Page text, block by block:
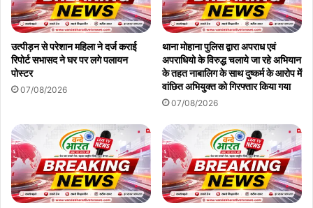
उत्पीड़न से परेशान महिला ने दर्ज कराई
रिपोर्ट सभासद ने घर पर लगे पलायन
पोस्टर
07/08/2026
थाना मोहाना पुलिस द्वारा अपराध एवं
अपराधियो के विरुद्ध चलाये जा रहे अभियान
के तहत नाबालिग के साथ दुष्कर्म के आरोप में
वांछित अभियुक्त को गिरफ्तार किया गया
07/08/2026